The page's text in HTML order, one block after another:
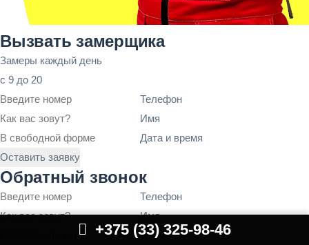
 +375 (33) 325-98-46
Вызвать замерщика
Замеры каждый день
с 9 до 20
Телефон
Имя
Дата и время
Оставить заявку
Обратный звонок
Телефон
Имя
Перезвонить мне